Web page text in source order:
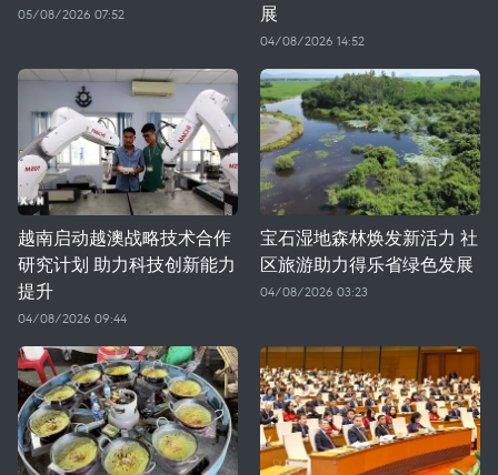
05/08/2026 07:52
展
04/08/2026 14:52
越南启动越澳战略技术合作
研究计划 助力科技创新能力
提升
04/08/2026 09:44
宝石湿地森林焕发新活力 社
区旅游助力得乐省绿色发展
04/08/2026 03:23